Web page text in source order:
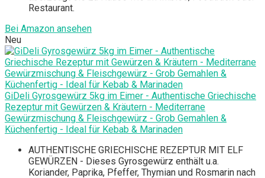
Restaurant.
Bei Amazon ansehen
Neu
GiDeli Gyrosgewürz 5kg im Eimer - Authentische Griechische
Rezeptur mit Gewürzen & Kräutern - Mediterrane
Gewürzmischung & Fleischgewürz - Grob Gemahlen &
Küchenfertig - Ideal für Kebab & Marinaden
AUTHENTISCHE GRIECHISCHE REZEPTUR MIT ELF
GEWÜRZEN - Dieses Gyrosgewürz enthält u.a.
Koriander, Paprika, Pfeffer, Thymian und Rosmarin nach